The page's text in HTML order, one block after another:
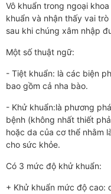
Vô khuẩn trong ngoại
khuẩn và nhận thấy vai
sau khi chúng xâm nhập
Một số thuật ngữ:
- Tiệt khuẩn: là các biện
bao gồm cả nha bào.
- Khử khuẩn:là phương
bệnh (không nhất thiết
hoặc da của cơ thể nhằm
cho sức khỏe.
Có 3 mức độ khử khuẩn:
+ Khử khuẩn mức độ cao: